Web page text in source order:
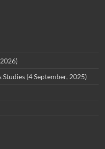
(4 September, 2025)